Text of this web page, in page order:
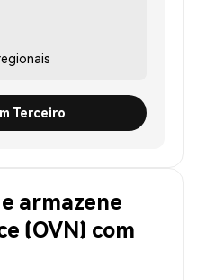
Terceiro
armazene
(OVN) com